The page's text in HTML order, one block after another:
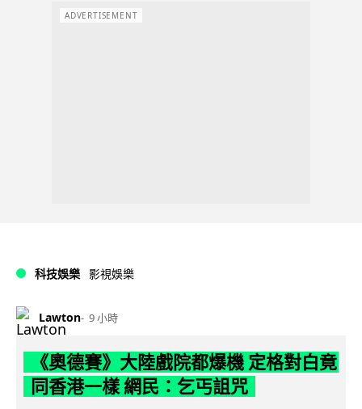
ADVERTISEMENT
科技娛樂 影視娛樂
Lawton 9 小時
《奧德賽》大陸戲院都爆機 定格對白竟
同香港一樣 網民：乞丐詛咒